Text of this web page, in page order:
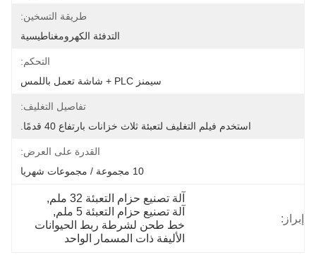
طريقة التسخين:
التدفئة الكهرومغناطيسية
التحكم:
سيمنز PLC + شاشة تعمل باللمس
تفاصيل التغليف:
استخدم فيلم التغليف لتعبئة ثلاث خزانات بارتفاع 40 قدمًا.
القدرة على العرض:
10 مجموعة / مجموعات شهريا
إبراز:
آلة تصنيع حزام التعبئة 32 ملم
,
آلة تصنيع حزام التعبئة 5 ملم
,
الأليفة ذات المسمار الواحد